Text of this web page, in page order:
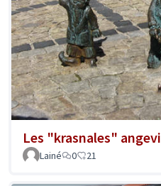
Les "krasnales"
Lainé
0 21